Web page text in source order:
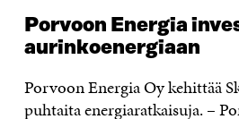
Porvoon Energia
aurinkoenergiaan
Porvoon Energia Oy kehittää
puhtaita energiaratkaisuja. –